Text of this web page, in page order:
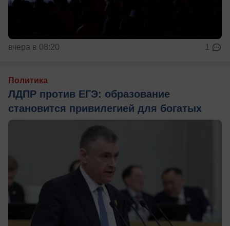
вчера в 08:20 1
Политика
ЛДПР против ЕГЭ: образование
становится привилегией для богатых